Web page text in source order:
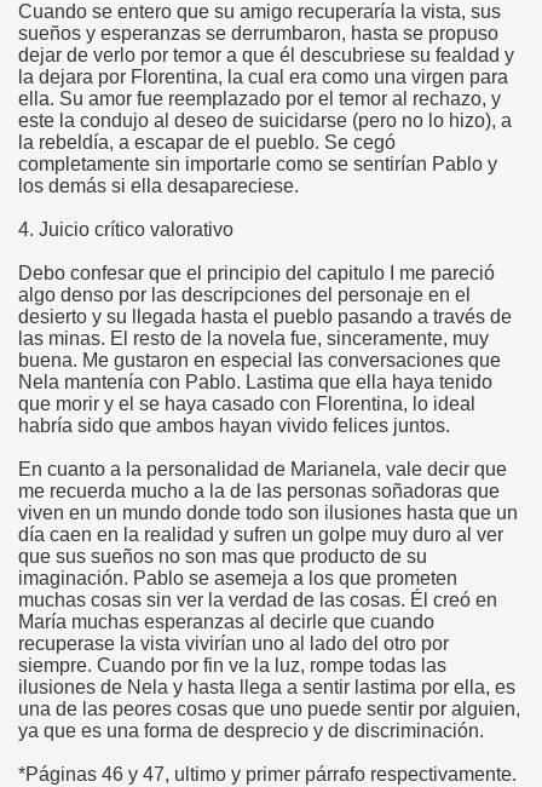
Cuando se entero que su amigo recuperaría la vista, sus
sueños y esperanzas se derrumbaron, hasta se propuso
dejar de verlo por temor a que él descubriese su fealdad y
la dejara por Florentina, la cual era como una virgen para
ella. Su amor fue reemplazado por el temor al rechazo, y
este la condujo al deseo de suicidarse (pero no lo hizo), a
la rebeldía, a escapar de el pueblo. Se cegó
completamente sin importarle como se sentirían Pablo y
los demás si ella desapareciese.
4. Juicio crítico valorativo
Debo confesar que el principio del capitulo I me pareció
algo denso por las descripciones del personaje en el
desierto y su llegada hasta el pueblo pasando a través de
las minas. El resto de la novela fue, sinceramente, muy
buena. Me gustaron en especial las conversaciones que
Nela mantenía con Pablo. Lastima que ella haya tenido
que morir y el se haya casado con Florentina, lo ideal
habría sido que ambos hayan vivido felices juntos.
En cuanto a la personalidad de Marianela, vale decir que
me recuerda mucho a la de las personas soñadoras que
viven en un mundo donde todo son ilusiones hasta que un
día caen en la realidad y sufren un golpe muy duro al ver
que sus sueños no son mas que producto de su
imaginación. Pablo se asemeja a los que prometen
muchas cosas sin ver la verdad de las cosas. Él creó en
María muchas esperanzas al decirle que cuando
recuperase la vista vivirían uno al lado del otro por
siempre. Cuando por fin ve la luz, rompe todas las
ilusiones de Nela y hasta llega a sentir lastima por ella, es
una de las peores cosas que uno puede sentir por alguien,
ya que es una forma de desprecio y de discriminación.
*Páginas 46 y 47, ultimo y primer párrafo respectivamente.